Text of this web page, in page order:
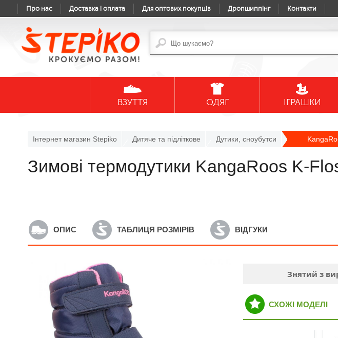
Про нас Доставка і оплата Для оптових покупців Дропшиппінг Контакти
ВЗУТТЯ ОДЯГ ІГРАШКИ
Інтернет магазин Stepiko Дитяче та підліткове Дутики, сноубутси
Зимові термодутики KangaRoos K-
ОПИС ТАБЛИЦЯ РОЗМІРІВ ВІДГУКИ
Знятий з
СХОЖІ МОДЕЛІ